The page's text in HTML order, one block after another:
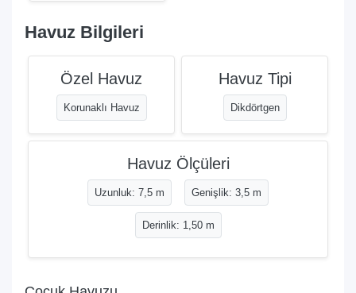
Havuz Bilgileri
Özel Havuz
Korunaklı Havuz
Havuz Tipi
Dikdörtgen
Havuz Ölçüleri
Uzunluk: 7,5 m Genişlik: 3,5 m
Derinlik: 1,50 m